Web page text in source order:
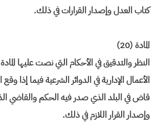
كتاب العدل وإصدار القرارات في ذلك.
المادة (20)
الأعمال الإدارية في الدوائر الشرعية فيما إذا وقع
قاض في البلد الذي صدر فيه الحكم والقاضي
وإصدار القرار اللازم في ذلك.